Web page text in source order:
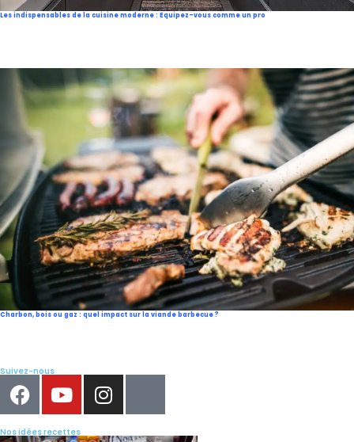
Les indispensables de la cuisine moderne : Equipez-vous comme un pro
Charbon, bois ou gaz : quel impact sur la viande barbecue ?
Suivez-nous
Nos idées recettes